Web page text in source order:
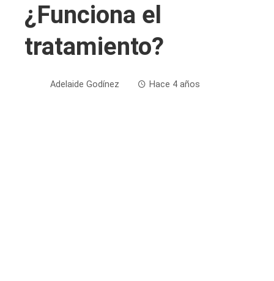
¿Funciona el
tratamiento?
Adelaide Godínez Hace 4 años